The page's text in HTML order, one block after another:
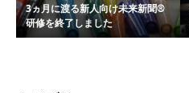
3ヵ月に渡る新人向け未来新聞®
研修を終了しました